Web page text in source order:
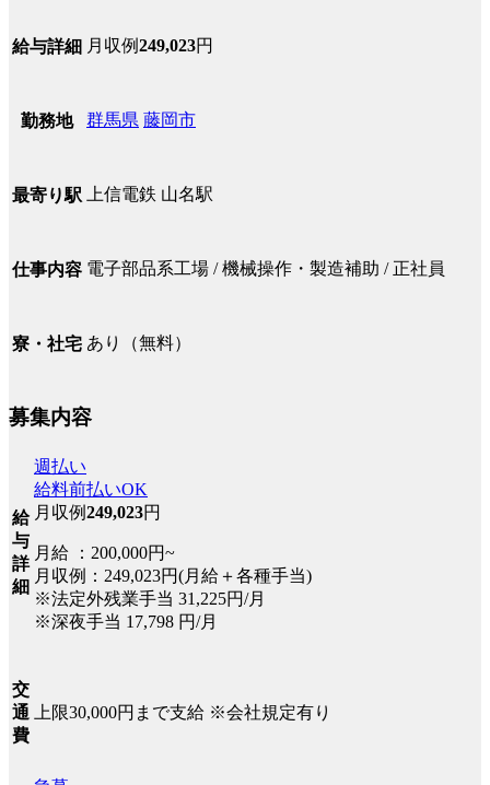
給与詳細 月収例249,023円
勤務地 群馬県 藤岡市
最寄り駅 上信電鉄 山名駅
仕事内容 電子部品系工場 / 機械操作・製造補助 / 正社員
寮・社宅 あり（無料）
募集内容
給
与
詳
細
週払い
給料前払いOK
月収例249,023円
月給 ：200,000円~
月収例：249,023円(月給＋各種手当)
※法定外残業手当 31,225円/月
※深夜手当 17,798 円/月
交
通
費
上限30,000円まで支給 ※会社規定有り